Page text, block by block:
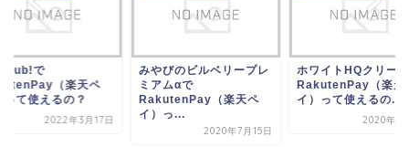
びのビルベリープレ
ムαで
（楽天ペ
ホワイトHQクリームで
RakutenPay（楽天ペ
イ）って使えるの...
famisub!で
RakutenPay（楽天
イ）って使えるの？
2022年3